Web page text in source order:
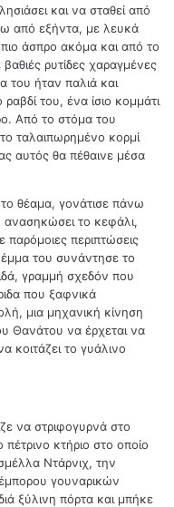
και να σταθεί από
από εξήντα, με λευκά
άσπρο ακόμα και από το
ρυτίδες χαραγμένες
του ήταν παλιά και
του, ένα ίσιο κομμάτι
Από το στόμα του
ταλαιπωρημένο κορμί
αυτός θα πέθαινε μέσα
θέαμα, γονάτισε πάνω
το κεφάλι,
παρόμοιες περιπτώσεις
του συνάντησε το
γραμμή σχεδόν που
που ξαφνικά
μια μηχανική κίνηση
Θανάτου να έρχεται να
κοιτάζει το γυάλινο
να στριφογυρνά στο
κτήριο στο οποίο
Ντάρνιχ, την
γουναρικών
ξύλινη πόρτα και μπήκε